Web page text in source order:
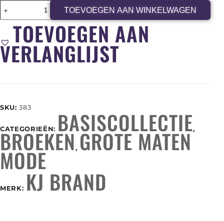
TOEVOEGEN AAN WINKELWAGEN
TOEVOEGEN AAN
VERLANGLIJST
SKU:383
CATEGORIEËN: BASISCOLLECTIE,
BROEKEN, GROTE MATEN
MODE
MERK: KJ BRAND